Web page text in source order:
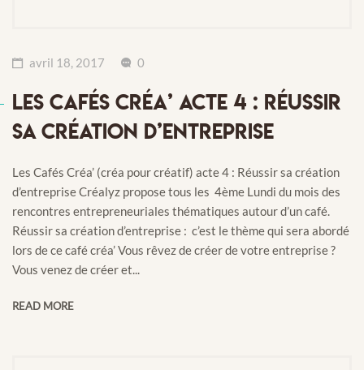
avril 18, 2017 0
LES CAFÉS CRÉA’ ACTE 4 : RÉUSSIR
SA CRÉATION D’ENTREPRISE
Les Cafés Créa’ (créa pour créatif) acte 4 : Réussir sa création
d’entreprise Créalyz propose tous les 4ème Lundi du mois des
rencontres entrepreneuriales thématiques autour d’un café.
Réussir sa création d’entreprise : c’est le thème qui sera abordé
lors de ce café créa’ Vous rêvez de créer de votre entreprise ?
Vous venez de créer et...
READ MORE